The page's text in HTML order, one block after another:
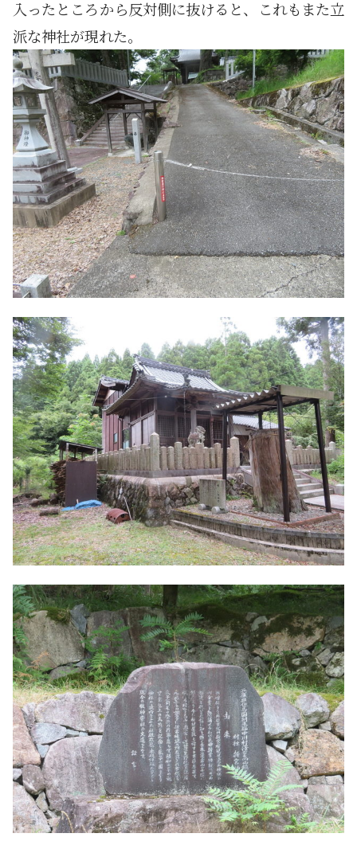
入ったところから反対側に抜けると、これもまた立
派な神社が現れた。